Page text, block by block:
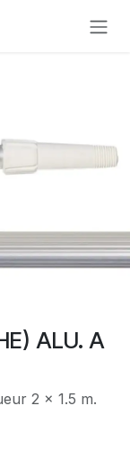
ALU. A
2 x 1.5 m.